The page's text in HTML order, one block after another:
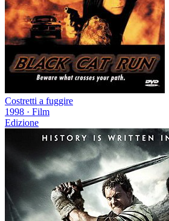
Costretti a fuggire
1998 · Film
Edizione